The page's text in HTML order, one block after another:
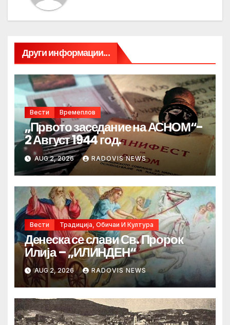
Други информации...
Вести Времеплов
„Првото заседание на АСНОМ“-
2 Август 1944 год.
AUG 2, 2026 RADOVIS NEWS
Вести Традиција, Обичаи И Култура
Денеска се слави Св. Пророк
Илија – „ИЛИНДЕН“
AUG 2, 2026 RADOVIS NEWS